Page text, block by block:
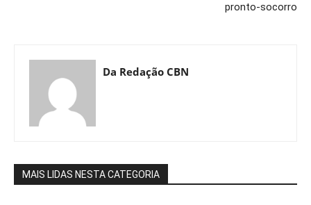
pronto-socorro
Da Redação CBN
MAIS LIDAS NESTA CATEGORIA